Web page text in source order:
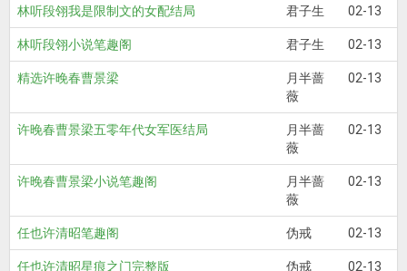
林听段翎我是限制文的女配结局 君子生 02-13
林听段翎小说笔趣阁 君子生 02-13
精选许晚春曹景梁
月半蔷
薇
02-13
许晚春曹景梁五零年代女军医结局
月半蔷
薇
02-13
许晚春曹景梁小说笔趣阁
月半蔷
薇
02-13
任也许清昭笔趣阁 伪戒 02-13
任也许清昭星痕之门完整版 伪戒 02-13